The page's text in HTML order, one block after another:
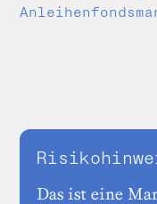
Das ist eine